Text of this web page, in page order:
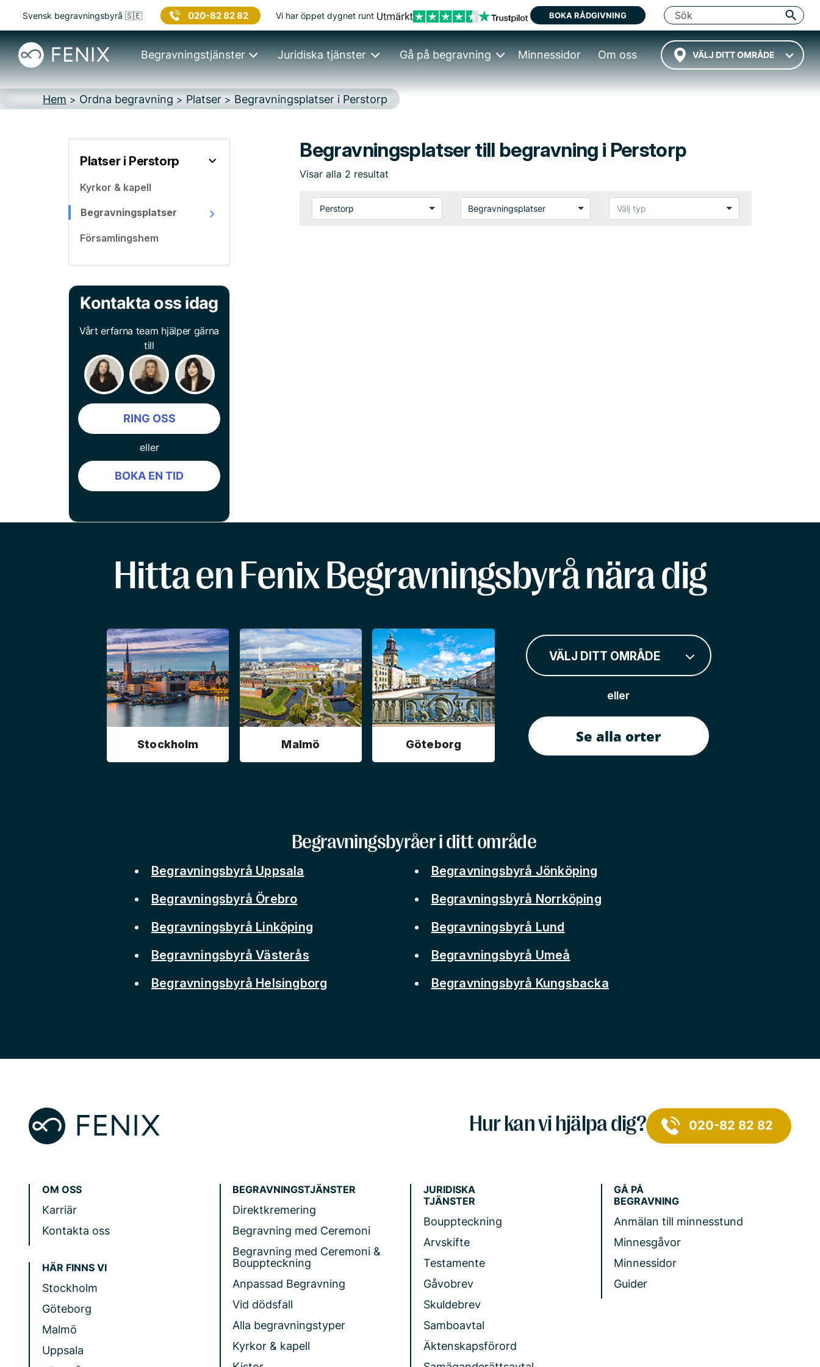
Svensk begravningsbyrå 🇸🇪 020-82 82 82 Vi har öppet dygnet runt BOKA RÅDGIVNING
VÄLJ DITT OMRÅDE
Begravningstjänster Juridiska tjänster Gå på begravning Minnessidor Om oss
Hem > Ordna begravning > Platser > Begravningsplatser i Perstorp
Platser i Perstorp
Kyrkor & kapell
Begravningsplatser
Församlingshem
Kontakta oss idag
Vårt erfarna team hjälper gärna
till
RING OSS
eller
BOKA EN TID
Begravningsplatser till begravning i Perstorp
Visar alla 2 resultat
Perstorp Begravningsplatser Välj typ
Hitta en Fenix Begravningsbyrå nära dig
Stockholm Malmö Göteborg
VÄLJ DITT OMRÅDE
eller
Se alla orter
Begravningsbyråer i ditt område
Begravningsbyrå Uppsala
Begravningsbyrå Örebro
Begravningsbyrå Linköping
Begravningsbyrå Västerås
Begravningsbyrå Helsingborg
Begravningsbyrå Jönköping
Begravningsbyrå Norrköping
Begravningsbyrå Lund
Begravningsbyrå Umeå
Begravningsbyrå Kungsbacka
Hur kan vi hjälpa dig? 020-82 82 82
OM OSS
Karriär
Kontakta oss
HÄR FINNS VI
Stockholm
Göteborg
Malmö
Uppsala
BEGRAVNINGSTJÄNSTER
Direktkremering
Begravning med Ceremoni
Begravning med Ceremoni &
Bouppteckning
Anpassad Begravning
Vid dödsfall
Alla begravningstyper
Kyrkor & kapell
JURIDISKA
TJÄNSTER
Bouppteckning
Arvskifte
Testamente
Gåvobrev
Skuldebrev
Samboavtal
Äktenskapsförord
GÅ PÅ
BEGRAVNING
Anmälan till minnesstund
Minnesgåvor
Minnessidor
Guider